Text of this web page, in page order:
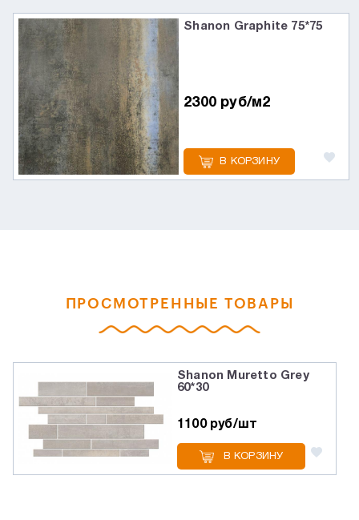
Shanon Graphite 75*75
2300 руб/м2
В КОРЗИНУ
ПРОСМОТРЕННЫЕ ТОВАРЫ
Shanon Muretto Grey
60*30
1100 руб/шт
В КОРЗИНУ